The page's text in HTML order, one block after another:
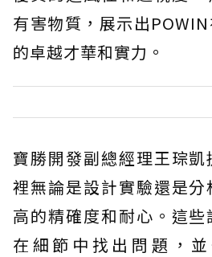
有害物質，展示出
的卓越才華和實力。
寶勝開發副總經理王琮
裡無論是設計實驗還是
高的精確度和耐心。這
在細節中找出問題，